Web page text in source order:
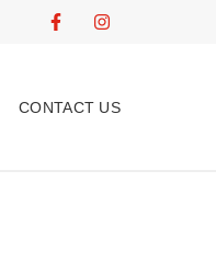
CONTACT US